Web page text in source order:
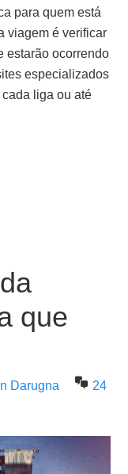
para quem está
viagem é verificar
estarão ocorrendo
especializados
liga ou até
que
Darugna
24